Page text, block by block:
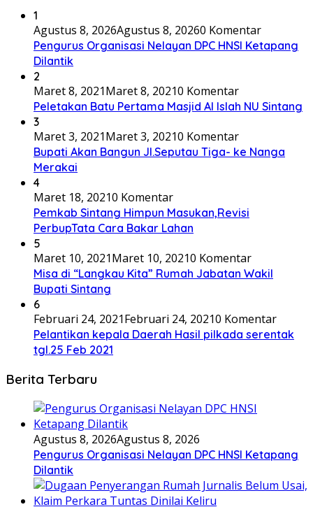
1
Agustus 8, 2026Agustus 8, 20260 Komentar
Pengurus Organisasi Nelayan DPC HNSI Ketapang
Dilantik
2
Maret 8, 2021Maret 8, 20210 Komentar
Peletakan Batu Pertama Masjid Al Islah NU Sintang
3
Maret 3, 2021Maret 3, 20210 Komentar
Bupati Akan Bangun Jl.Seputau Tiga- ke Nanga
Merakai
4
Maret 18, 20210 Komentar
Pemkab Sintang Himpun Masukan,Revisi
PerbupTata Cara Bakar Lahan
5
Maret 10, 2021Maret 10, 20210 Komentar
Misa di “Langkau Kita” Rumah Jabatan Wakil
Bupati Sintang
6
Februari 24, 2021Februari 24, 20210 Komentar
Pelantikan kepala Daerah Hasil pilkada serentak
tgl.25 Feb 2021
Berita Terbaru
Agustus 8, 2026Agustus 8, 2026
Pengurus Organisasi Nelayan DPC HNSI Ketapang
Dilantik